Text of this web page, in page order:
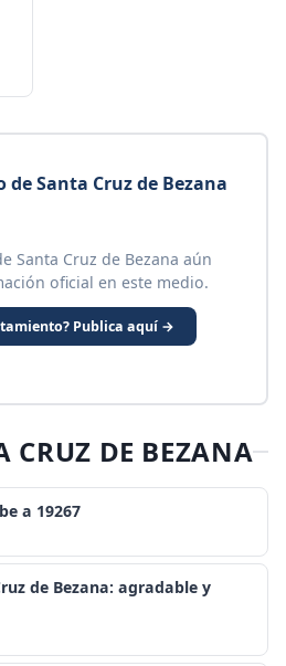
Santa Cruz de Bezana
Santa Cruz de Bezana aún
oficial en este medio.
Publica aquí →
CRUZ DE BEZANA
a 19267
de Bezana: agradable y